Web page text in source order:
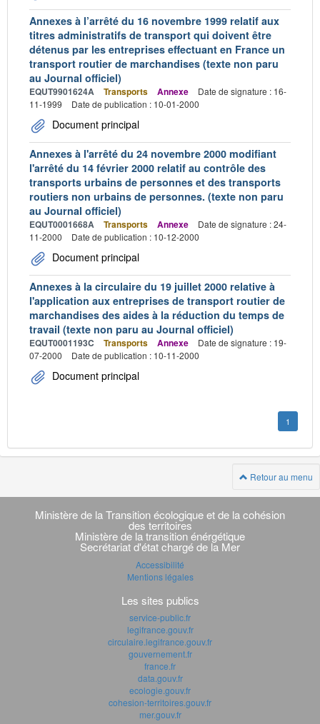
Annexes à l’arrêté du 16 novembre 1999 relatif aux
titres administratifs de transport qui doivent être
détenus par les entreprises effectuant en France un
transport routier de marchandises (texte non paru
au Journal officiel)
EQUT9901624A Transports Annexe
Date de signature : 16-
11-1999
Date de publication : 10-01-2000
Document principal
Annexes à l'arrêté du 24 novembre 2000 modifiant
l'arrêté du 14 février 2000 relatif au contrôle des
transports urbains de personnes et des transports
routiers non urbains de personnes. (texte non paru
au Journal officiel)
EQUT0001668A Transports Annexe
Date de signature : 24-
11-2000
Date de publication : 10-12-2000
Document principal
Annexes à la circulaire du 19 juillet 2000 relative à
l'application aux entreprises de transport routier de
marchandises des aides à la réduction du temps de
travail (texte non paru au Journal officiel)
EQUT0001193C Transports Annexe
Date de signature : 19-
07-2000
Date de publication : 10-11-2000
Document principal
1
Retour au menu
Navigation
transverse
Ministère de la Transition écologique et de la cohésion
des territoires
Ministère de la transition énérgétique
Secrétariat d'état chargé de la Mer
Accessibilité
Mentions légales
Les sites publics
service-public.fr
legifrance.gouv.fr
circulaire.legifrance.gouv.fr
gouvernement.fr
france.fr
data.gouv.fr
ecologie.gouv.fr
cohesion-territoires.gouv.fr
mer.gouv.fr